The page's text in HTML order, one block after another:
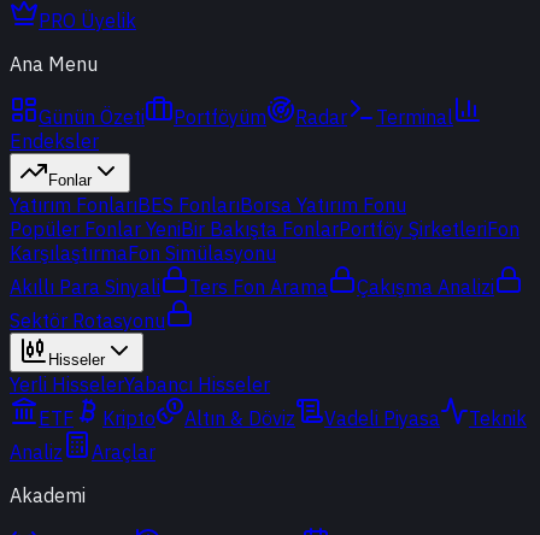
PRO Üyelik
Ana Menu
Günün Özeti Portföyüm Radar
Terminal
Endeksler
Fonlar
Yatırım FonlarıBES FonlarıBorsa Yatırım Fonu
Popüler Fonlar YeniBir Bakışta FonlarPortföy ŞirketleriFon
KarşılaştırmaFon Simülasyonu
Akıllı Para Sinyali
Ters Fon Arama
Çakışma Analizi
Sektör Rotasyonu
Hisseler
Yerli HisselerYabancı Hisseler
ETF
Kripto Altın & Döviz Vadeli Piyasa
Teknik
Analiz
Araçlar
Akademi